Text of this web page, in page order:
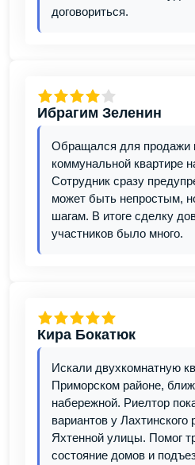
договориться.
Ибрагим Зеленин
Обращался для продажи
коммунальной квартире
Сотрудник сразу
может быть непростым,
шагам. В итоге сделку
участников было много.
Кира Бокатюк
Искали двухкомнатную
Приморском районе,
набережной. Риелтор
вариантов у Лахтинского
Яхтенной улицы. Помог
состояние домов и